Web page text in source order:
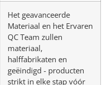
Het geavanceerde
Materiaal en het Ervaren
QC Team zullen
materiaal,
halffabrikaten en
geëindigd - producten
strikt in elke stap vóór